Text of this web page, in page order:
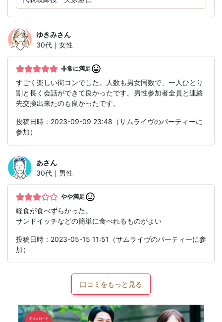
ゆきみさん
30代｜女性
非常に満足
すごく楽しい街コンでした。人数も男女同数で、一人ひとり
割と長く会話ができて良かったです。男性参加者全員と連絡
先交換出来たのも良かったです。
投稿日時：2023-09-09 23:48（サムライヴのパーティーに
参加）
あさん
30代｜男性
やや満足
軽食が食べずらかった。
サンドイッチなどの簡単に食べれるものがよい
投稿日時：2023-05-15 11:51（サムライヴのパーティーに参
加）
口コミをもっと見る